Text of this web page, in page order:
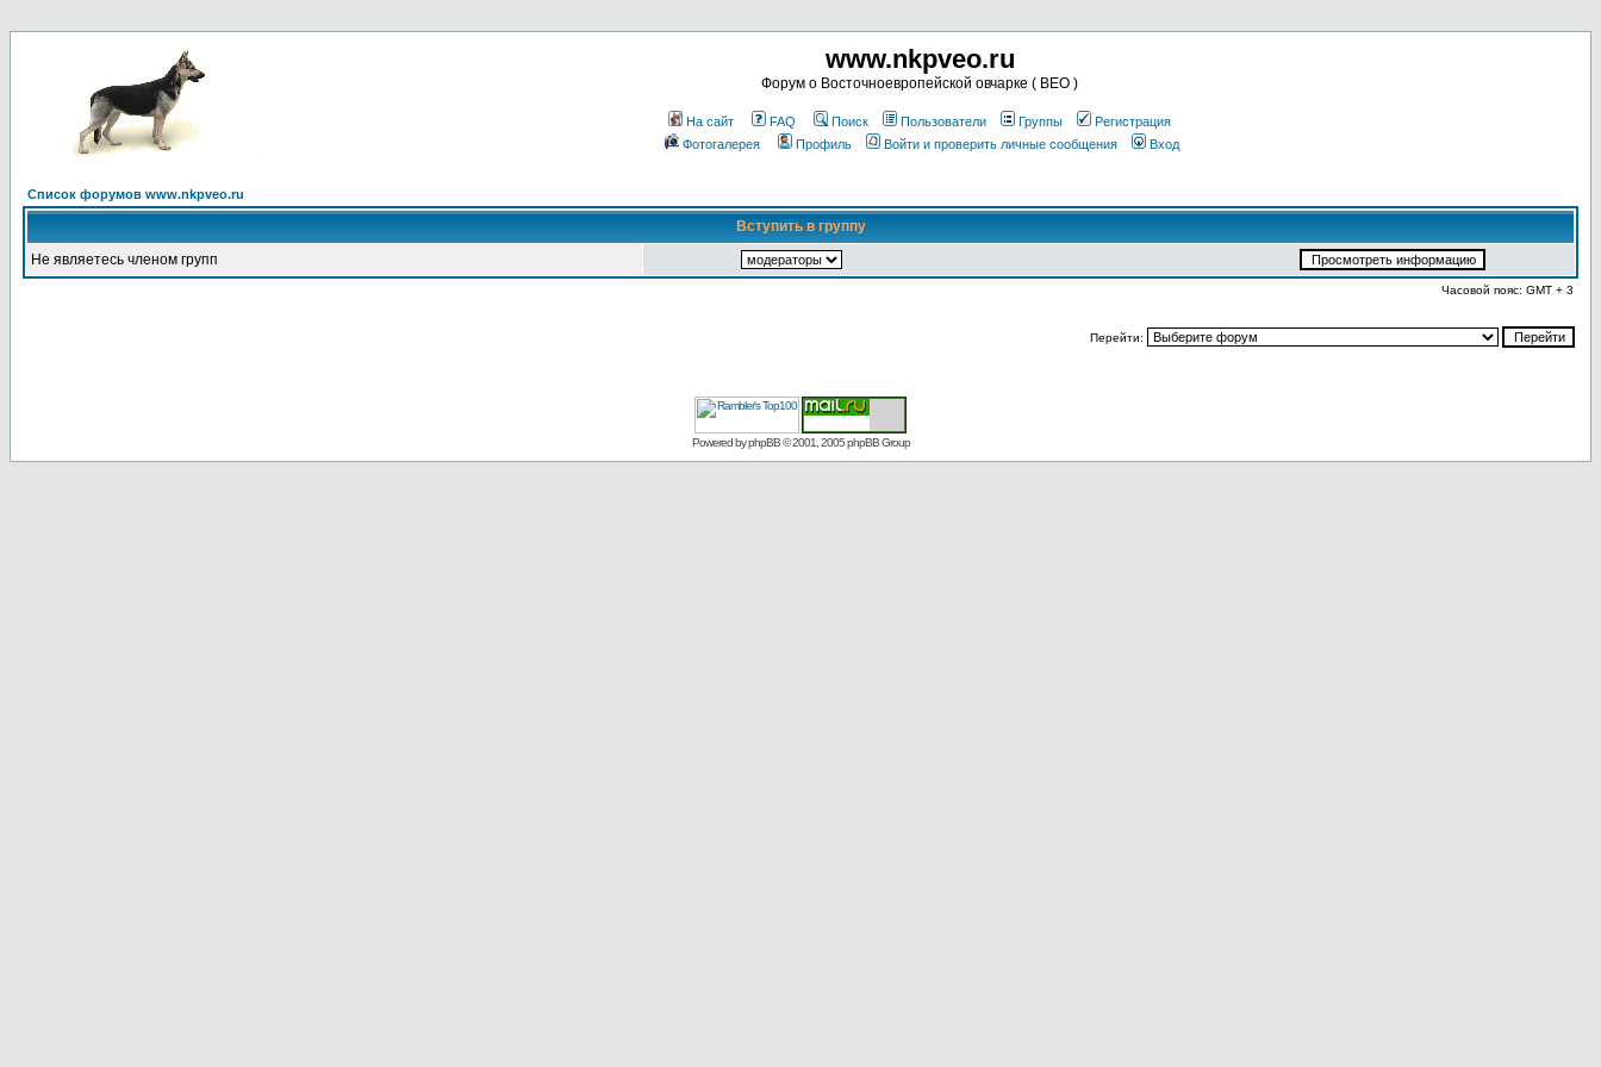
www.nkpveo.ru
Форум о Восточноевропейской овчарке ( ВЕО )
На сайт FAQ Поиск Пользователи Группы
Регистрация
Фотогалерея
Профиль Войти и проверить личные сообщения Вход
Список форумов www.nkpveo.ru
Вступить в группу
Не являетесь членом групп
Часовой пояс: GMT + 3
Перейти:
Powered byphpBB© 2001, 2005 phpBB Group